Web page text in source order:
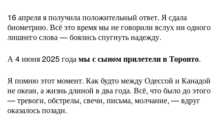
16 апреля я получила положительный ответ. Я сдала
биометрию. Всё это время мы не говорили вслух ни одного
лишнего слова — боялись спугнуть надежду.
А 4 июня 2025 годамы с сыном прилетели в Торонто.
Я помню этот момент. Как будто между Одессой и Канадой
не океан, а жизнь длиной в два года. Всё, что было до этого
— тревоги, обстрелы, свечи, письма, молчание, — вдруг
оказалось позади.